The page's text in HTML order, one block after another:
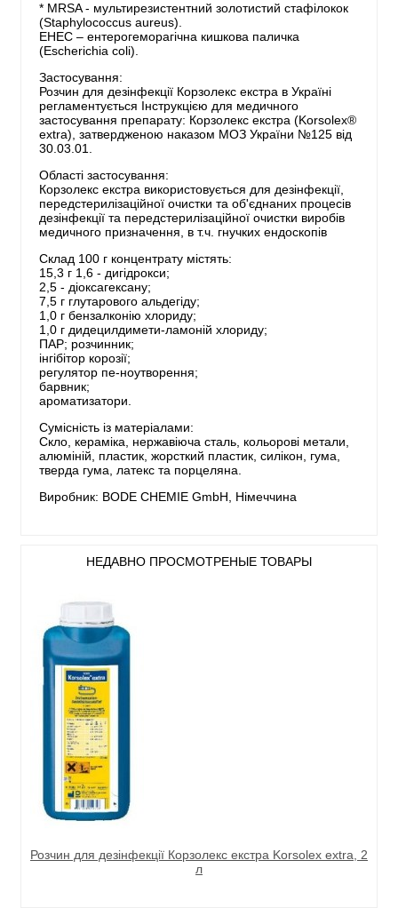
* MRSA - мультирезистентний золотистий стафілокок
(Staphylococcus aureus).
ЕНЕС – ентерогеморагічна кишкова паличка
(Escherichia coli).
Застосування:
Розчин для дезінфекції Корзолекс екстра в Україні
регламентується Інструкцією для медичного
застосування препарату: Корзолекс екстра (Korsolex®
extra), затвердженою наказом МОЗ України №125 від
30.03.01.
Області застосування:
Корзолекс екстра використовується для дезінфекції,
передстерилізаційної очистки та об'єднаних процесів
дезінфекції та передстерилізаційної очистки виробів
медичного призначення, в т.ч. гнучких ендоскопів
Склад 100 г концентрату містять:
15,3 г 1,6 - дигідрокси;
2,5 - діоксагексану;
7,5 г глутарового альдегіду;
1,0 г бензалконію хлориду;
1,0 г дидецилдимети-ламоній хлориду;
ПАР; розчинник;
інгібітор корозії;
регулятор пе-ноутворення;
барвник;
ароматизатори.
Сумісність із матеріалами:
Скло, кераміка, нержавіюча сталь, кольорові метали,
алюміній, пластик, жорсткий пластик, силікон, гума,
тверда гума, латекс та порцеляна.
Виробник: BODE CHEMIE GmbH, Німеччина
НЕДАВНО ПРОСМОТРЕНЫЕ ТОВАРЫ
Розчин для дезінфекції Корзолекс екстра Korsolex extra, 2
л